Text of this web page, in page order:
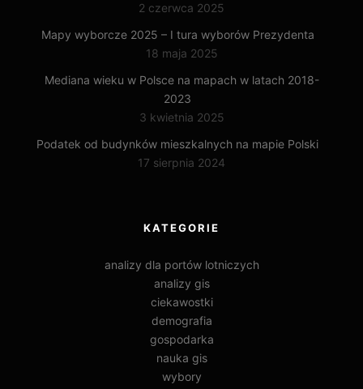
2 czerwca 2025
Mapy wyborcze 2025 – I tura wyborów Prezydenta
18 maja 2025
Mediana wieku w Polsce na mapach w latach 2018-
2023
3 kwietnia 2025
Podatek od budynków mieszkalnych na mapie Polski
17 sierpnia 2024
KATEGORIE
analizy dla portów lotniczych
analizy gis
ciekawostki
demografia
gospodarka
nauka gis
wybory